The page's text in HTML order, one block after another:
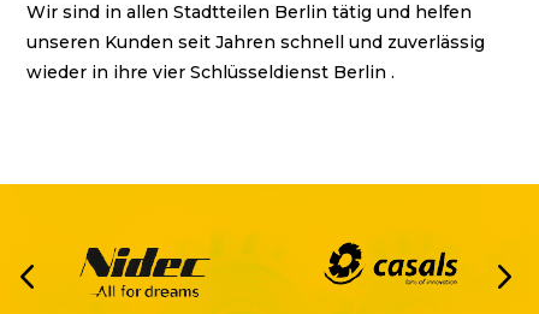
Wir sind in allen Stadtteilen Berlin tätig und helfen
unseren Kunden seit Jahren schnell und zuverlässig
wieder in ihre vierSchlüsseldienst Berlin.